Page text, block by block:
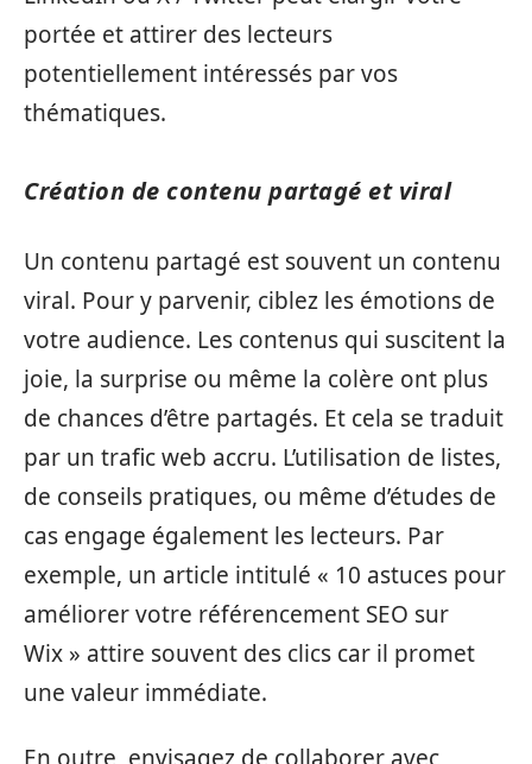
portée et attirer des lecteurs
potentiellement intéressés par vos
thématiques.
Création de contenu partagé et viral
Un contenu partagé est souvent un contenu
viral. Pour y parvenir, ciblez les émotions de
votre audience. Les contenus qui suscitent la
joie, la surprise ou même la colère ont plus
de chances d’être partagés. Et cela se traduit
par un trafic web accru. L’utilisation de listes,
de conseils pratiques, ou même d’études de
cas engage également les lecteurs. Par
exemple, un article intitulé « 10 astuces pour
améliorer votre référencement SEO sur
Wix » attire souvent des clics car il promet
une valeur immédiate.